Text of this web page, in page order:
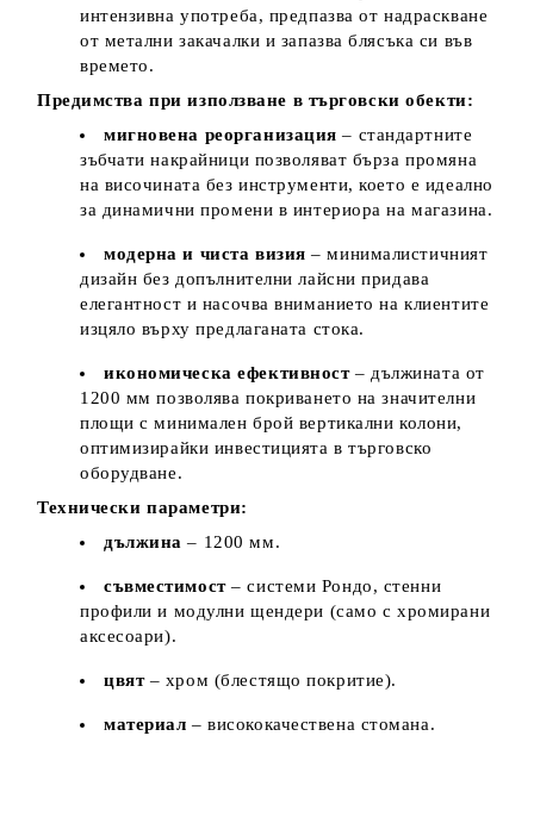
интензивна употреба, предпазва от надраскване
от метални закачалки и запазва блясъка си във
времето.
Предимства при използване в търговски обекти:
мигновена реорганизация – стандартните
зъбчати накрайници позволяват бърза промяна
на височината без инструменти, което е идеално
за динамични промени в интериора на магазина.
модерна и чиста визия – минималистичният
дизайн без допълнителни лайсни придава
елегантност и насочва вниманието на клиентите
изцяло върху предлаганата стока.
икономическа ефективност– дължината от
1200 мм позволява покриването на значителни
площи с минимален брой вертикални колони,
оптимизирайки инвестицията в търговско
оборудване.
Технически параметри:
дължина – 1200 мм.
съвместимост– системи Рондо, стенни
профили и модулни щендери (само с хромирани
аксесоари).
цвят– хром (блестящо покритие).
материал – висококачествена стомана.